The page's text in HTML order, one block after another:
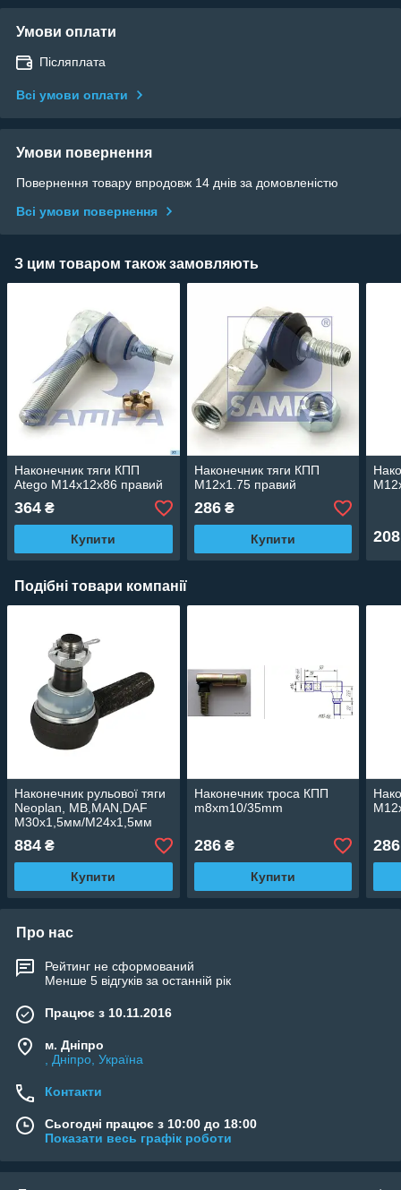
Умови оплати
Післяплата
Всі умови оплати
Умови повернення
Повернення товару впродовж 14 днів за домовленістю
Всі умови повернення
З цим товаром також замовляють
Наконечник тяги КПП
Atego M14x12x86 правий
364 ₴
Купити
Наконечник тяги КПП
M12x1.75 правий
286₴
Купити 208
Подібні товари компанії
Наконечник рульової тяги
Neoplan, MB,MAN,DAF
M30x1,5мм/M24x1,5мм
884 ₴
Купити
Наконечник троса КПП
m8xm10/35mm
286₴
Купити
286
Про нас
Рейтинг не сформований
Менше 5 відгуків за останній рік
Працює з 10.11.2016
м. Дніпро
, Дніпро, Україна
Контакти
Сьогодні працює з 10:00 до 18:00
Показати весь графік роботи